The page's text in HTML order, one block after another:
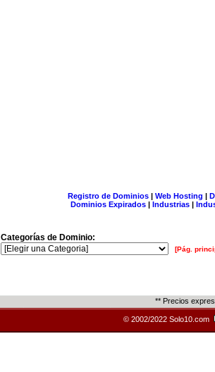
Registro de Dominios| Web Hosting |
Dominios Expirados | Industrias |
Categorías de Dominio:
[Pág.
** Precios
© 2002/2022 Solo10.com